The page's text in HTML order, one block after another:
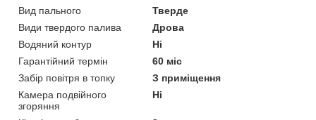
Вид пального
Тверде
Види твердого палива
Дрова
Водяний контур
Ні
Гарантійний термін
60 міс
Забір повітря в топку
З приміщення
Камера подвійного
згоряння
Ні